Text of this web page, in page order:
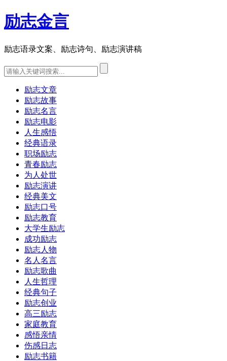
励志金言
励志语录文案、励志诗句、励志演讲稿
励志文章
励志故事
励志名言
励志电影
人生感悟
经典语录
职场励志
青春励志
为人处世
励志演讲
经典美文
励志口号
励志教育
大学生励志
成功励志
励志人物
名人名言
励志歌曲
人生哲理
经典句子
励志创业
高三励志
家庭教育
感悟亲情
伤感日志
励志书籍